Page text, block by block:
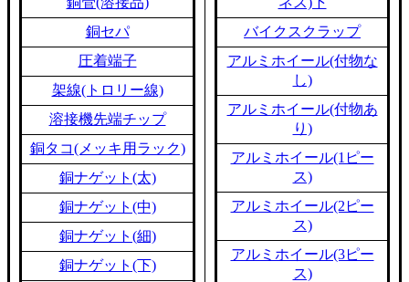
銅セパ
圧着端子
架線(トロリー線)
溶接機先端チップ
銅タコ(メッキ用ラック)
銅ナゲット(太)
銅ナゲット(中)
銅ナゲット(細)
銅ナゲット(下)
バイクスクラップ
アルミホイール(付物な
し)
アルミホイール(付物あ
り)
アルミホイール(1ピー
ス)
アルミホイール(2ピー
ス)
アルミホイール(3ピー
ス)